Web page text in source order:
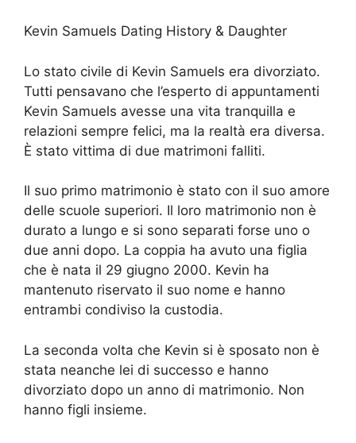
Kevin Samuels Dating History & Daughter
Lo stato civile di Kevin Samuels era divorziato.
Tutti pensavano che l’esperto di appuntamenti
Kevin Samuels avesse una vita tranquilla e
relazioni sempre felici, ma la realtà era diversa.
È stato vittima di due matrimoni falliti.
Il suo primo matrimonio è stato con il suo amore
delle scuole superiori. Il loro matrimonio non è
durato a lungo e si sono separati forse uno o
due anni dopo. La coppia ha avuto una figlia
che è nata il 29 giugno 2000. Kevin ha
mantenuto riservato il suo nome e hanno
entrambi condiviso la custodia.
La seconda volta che Kevin si è sposato non è
stata neanche lei di successo e hanno
divorziato dopo un anno di matrimonio. Non
hanno figli insieme.